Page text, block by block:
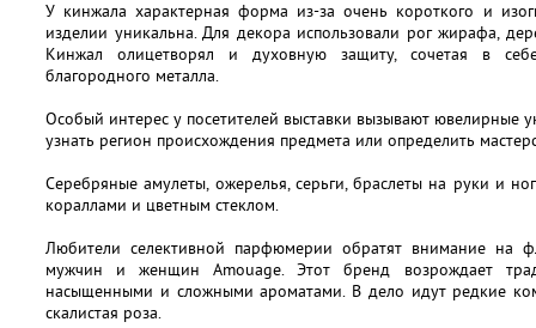
У кинжала характерная форма из-за очень короткого и
изделии уникальна. Для декора использовали рог жирафа,
Кинжал олицетворял и духовную защиту, сочетая в
благородного металла.
Особый интерес у посетителей выставки вызывают ювелирные
узнать регион происхождения предмета или определить
Серебряные амулеты, ожерелья, серьги, браслеты на руки и
кораллами и цветным стеклом.
Любители селективной парфюмерии обратят внимание на
мужчин и женщин Amouage. Этот бренд возрождает
насыщенными и сложными ароматами. В дело идут редкие
скалистая роза.